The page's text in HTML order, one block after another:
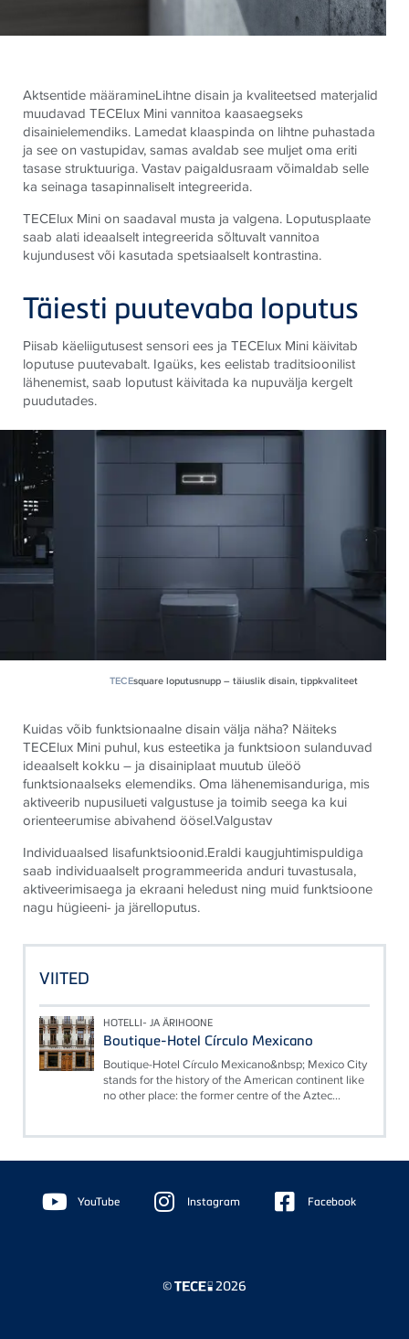
Aktsentide määramineLihtne disain ja kvaliteetsed materjalid
muudavad TECElux Mini vannitoa kaasaegseks
disainielemendiks. Lamedat klaaspinda on lihtne puhastada
ja see on vastupidav, samas avaldab see muljet oma eriti
tasase struktuuriga. Vastav paigaldusraam võimaldab selle
ka seinaga tasapinnaliselt integreerida.
TECElux Mini on saadaval musta ja valgena. Loputusplaate
saab alati ideaalselt integreerida sõltuvalt vannitoa
kujundusest või kasutada spetsiaalselt kontrastina.
Täiesti puutevaba loputus
Piisab käeliigutusest sensori ees ja TECElux Mini käivitab
loputuse puutevabalt. Igaüks, kes eelistab traditsioonilist
lähenemist, saab loputust käivitada ka nupuvälja kergelt
puudutades.
TECEsquare loputusnupp – täiuslik disain, tippkvaliteet
Kuidas võib funktsionaalne disain välja näha? Näiteks
TECElux Mini puhul, kus esteetika ja funktsioon sulanduvad
ideaalselt kokku – ja disainiplaat muutub üleöö
funktsionaalseks elemendiks. Oma lähenemisanduriga, mis
aktiveerib nupusilueti valgustuse ja toimib seega ka kui
orienteerumise abivahend öösel.Valgustav
Individuaalsed lisafunktsioonid.Eraldi kaugjuhtimispuldiga
saab individuaalselt programmeerida anduri tuvastusala,
aktiveerimisaega ja ekraani heledust ning muid funktsioone
nagu hügieeni- ja järelloputus.
VIITED
HOTELLI- JA ÄRIHOONE
Boutique-Hotel Círculo Mexicano
Boutique-Hotel Círculo Mexicano&nbsp; Mexico City
stands for the history of the American continent like
no other place: the former centre of the Aztec...
Floating
Sidebar YouTube Instagram Facebook
© 2026